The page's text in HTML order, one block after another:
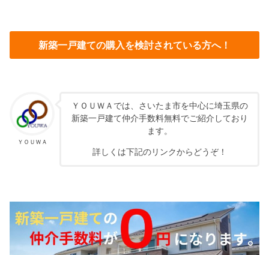
新築一戸建ての購入を検討されている方へ！
ＹＯＵＷＡ
ＹＯＵＷＡでは、さいたま市を中心に埼玉県の
新築一戸建て仲介手数料無料でご紹介しており
ます。
詳しくは下記のリンクからどうぞ！